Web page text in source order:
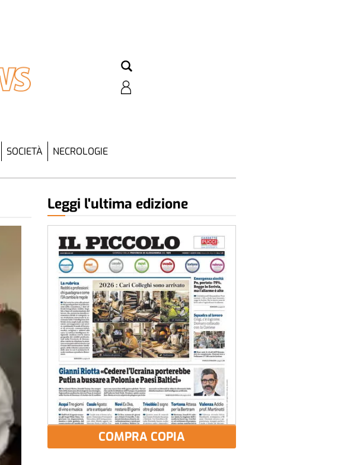
SOCIETÀ NECROLOGIE
Leggi l'ultima edizione
COMPRA COPIA